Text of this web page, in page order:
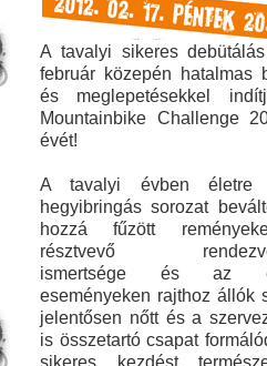
A tavalyi sikeres
február közepén hatalmas
és meglepetésekkel
Mountainbike Challenge
évét!
A tavalyi évben életre
hegyibringás sorozat
hozzá fűzött
résztvevő
ismertsége és az
eseményeken rajthoz állók
jelentősen nőtt és a
is összetartó csapat
sikeres kezdést